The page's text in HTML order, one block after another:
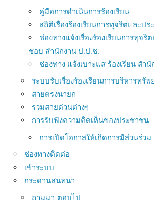
คู่มือการดำเนินการร้องเรียน
สถิติเรื่องร้องเรียนการทุจริตและป
ช่องทางแจ้งเรื่องร้องเรียนการทุจริ
ชอบ สำนักงาน ป.ป.ช.
ช่องทาง แจ้งเบาะแส ร้องเรียน สำนั
ระบบรับเรื่องร้องเรียนการบริหารทรั
สายตรงนายก
รวมสายด่วนต่างๆ
การรับฟังความคิดเห็นของประชาชน
การเปิดโอกาสให้เกิดการมีส่วนร่วม
ช่องทางติดต่อ
เข้าระบบ
กระดานสนทนา
ถามมา-ตอบไป